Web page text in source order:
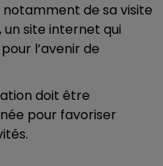
de sa visite
site internet qui
l’avenir de
doit être
pour favoriser